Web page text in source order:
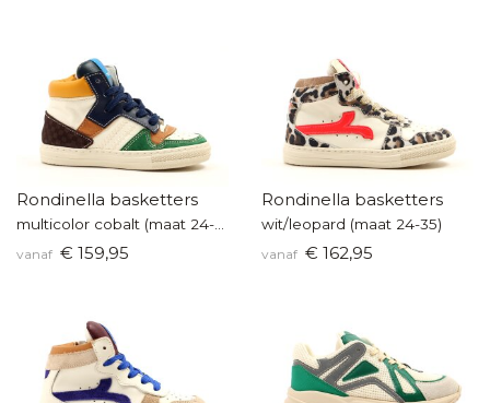
Rondinella basketters
vanaf € 159,95
Rondinella basketters
wit/leopard (maat 24-35)
vanaf € 162,95